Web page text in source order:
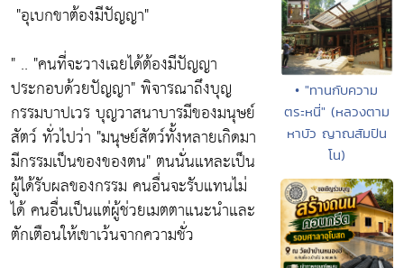
"อุเบกขาต้องมีปัญญา"
" .. "คนที่จะวางเฉยได้ต้องมีปัญญา
ประกอบด้วยปัญญา"พิจารณาถึงบุญ
กรรมบาปเวร บุญวาสนาบารมีของมนุษย์
สัตว์ ทั่วไปว่า "มนุษย์สัตว์ทั้งหลายเกิดมา
มีกรรมเป็นของของตน"ตนนั่นแหละเป็น
ผู้ได้รับผลของกรรม คนอื่นจะรับแทนไม่
ได้ คนอื่นเป็นแต่ผู้ช่วยเมตตาแนะนำและ
ตักเตือนให้เขาเว้นจากความชั่ว
• "ทานกับความ
ตระหนี่" (หลวงตาม
หาบัว ญาณสัมปัน
โน)